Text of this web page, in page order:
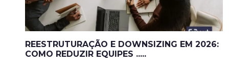
REESTRUTURAÇÃO E DOWNSIZING EM 2026:
COMO REDUZIR EQUIPES .....